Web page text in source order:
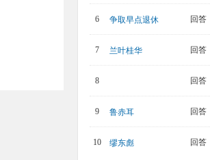
6 争取早点退休 回答
7 兰叶桂华 回答
8 回答
9 鲁赤耳 回答
10 缪东彪 回答